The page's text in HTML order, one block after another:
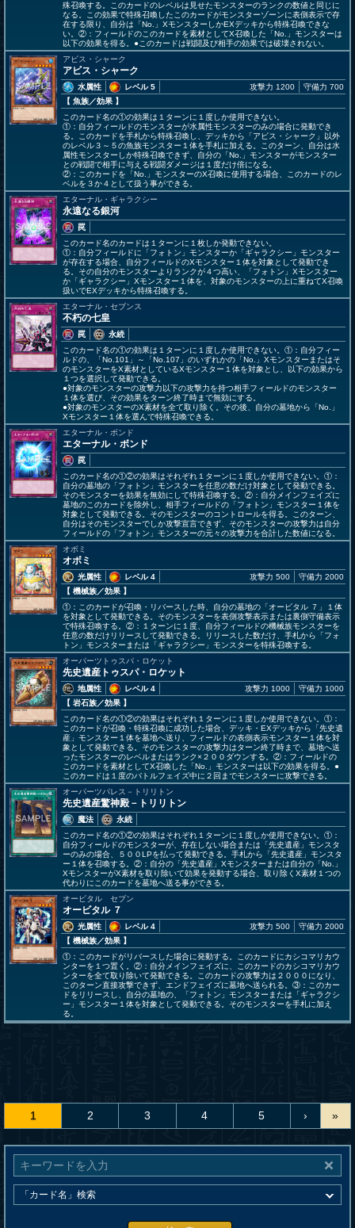
殊召喚する。このカードのレベルは見せたモンスターのランクの数値と同じに
なる。この効果で特殊召喚したこのカードがモンスターゾーンに表側表示で存
在する限り、自分は「No.」XモンスターしかEXデッキから特殊召喚できな
い。②：フィールドのこのカードを素材としてX召喚した「No.」モンスターは
以下の効果を得る。●このカードは戦闘及び相手の効果では破壊されない。
アビス・シャーク
アビス・シャーク
水属性
レベル 5
【 魚族／効果 】
攻撃力 1200 守備力 700
このカード名の①の効果は１ターンに１度しか使用できない。
①：自分フィールドのモンスターが水属性モンスターのみの場合に発動でき
る。このカードを手札から特殊召喚し、デッキから「アビス・シャーク」以外
のレベル３～５の魚族モンスター１体を手札に加える。このターン、自分は水
属性モンスターしか特殊召喚できず、自分の「No.」モンスターがモンスター
との戦闘で相手に与える戦闘ダメージは１度だけ倍になる。
②：このカードを「No.」モンスターのX召喚に使用する場合、このカードのレ
ベルを３か４として扱う事ができる。
エターナル・ギャラクシー
永遠なる銀河
罠
このカード名のカードは１ターンに１枚しか発動できない。
①：自分フィールドに「フォトン」モンスターか「ギャラクシー」モンスター
が存在する場合、自分フィールドのXモンスター１体を対象として発動でき
る。その自分のモンスターよりランクが４つ高い、「フォトン」Xモンスター
か「ギャラクシー」Xモンスター１体を、対象のモンスターの上に重ねてX召喚
扱いでEXデッキから特殊召喚する。
エターナル・セブンス
不朽の七皇
罠
永続
このカード名の①の効果は１ターンに１度しか使用できない。①：自分フィー
ルドの、「No.101」～「No.107」のいずれかの「No.」Xモンスターまたはそ
のモンスターをX素材としているXモンスター１体を対象とし、以下の効果から
１つを選択して発動できる。
●対象のモンスターの攻撃力以下の攻撃力を持つ相手フィールドのモンスター
１体を選び、その効果をターン終了時まで無効にする。
●対象のモンスターのX素材を全て取り除く。その後、自分の墓地から「No.」
Xモンスター１体を選んで特殊召喚できる。
エターナル・ボンド
エターナル・ボンド
罠
このカード名の①②の効果はそれぞれ１ターンに１度しか使用できない。①：
自分の墓地の「フォトン」モンスターを任意の数だけ対象として発動できる。
そのモンスターを効果を無効にして特殊召喚する。②：自分メインフェイズに
墓地のこのカードを除外し、相手フィールドの「フォトン」モンスター１体を
対象として発動できる。そのモンスターのコントロールを得る。このターン、
自分はそのモンスターでしか攻撃宣言できず、そのモンスターの攻撃力は自分
フィールドの「フォトン」モンスターの元々の攻撃力を合計した数値になる。
オボミ
オボミ
光属性
レベル 4
【 機械族／効果 】
攻撃力 500 守備力 2000
①：このカードが召喚・リバースした時、自分の墓地の「オービタル ７」１体
を対象として発動できる。そのモンスターを表側攻撃表示または裏側守備表示
で特殊召喚する。②：１ターンに１度、自分フィールドの機械族モンスターを
任意の数だけリリースして発動できる。リリースした数だけ、手札から「フォ
トン」モンスターまたは「ギャラクシー」モンスターを特殊召喚する。
オーパーツトゥスパ・ロケット
先史遺産トゥスパ・ロケット
地属性
レベル 4
【 岩石族／効果 】
攻撃力 1000 守備力 1000
このカード名の①②の効果はそれぞれ１ターンに１度しか使用できない。①：
このカードが召喚・特殊召喚に成功した場合、デッキ・EXデッキから「先史遺
産」モンスター１体を墓地へ送り、フィールドの表側表示モンスター１体を対
象として発動できる。そのモンスターの攻撃力はターン終了時まで、墓地へ送
ったモンスターのレベルまたはランク×２００ダウンする。②：フィールドの
このカードを素材としてX召喚した「No.」モンスターは以下の効果を得る。●
このカードは１度のバトルフェイズ中に２回までモンスターに攻撃できる。
オーパーツパレス－トリリトン
先史遺産驚神殿－トリリトン
魔法
永続
このカード名の①②の効果はそれぞれ１ターンに１度しか使用できない。①：
自分フィールドのモンスターが、存在しない場合または「先史遺産」モンスタ
ーのみの場合、５００LPを払って発動できる。手札から「先史遺産」モンスタ
ー１体を召喚する。②：自分の「先史遺産」Xモンスターまたは自分の「No.」
XモンスターがX素材を取り除いて効果を発動する場合、取り除くX素材１つの
代わりにこのカードを墓地へ送る事ができる。
オービタル セブン
オービタル ７
光属性
レベル 4
【 機械族／効果 】
攻撃力 500 守備力 2000
①：このカードがリバースした場合に発動する。このカードにカシコマリカウ
ンターを１つ置く。②：自分メインフェイズに、このカードのカシコマリカウ
ンターを全て取り除いて発動できる。このカードの攻撃力は２０００になり、
このターン直接攻撃できず、エンドフェイズに墓地へ送られる。③：このカー
ドをリリースし、自分の墓地の、「フォトン」モンスターまたは「ギャラクシ
ー」モンスター１体を対象として発動できる。そのモンスターを手札に加え
る。
1 2 3 4 5 › »